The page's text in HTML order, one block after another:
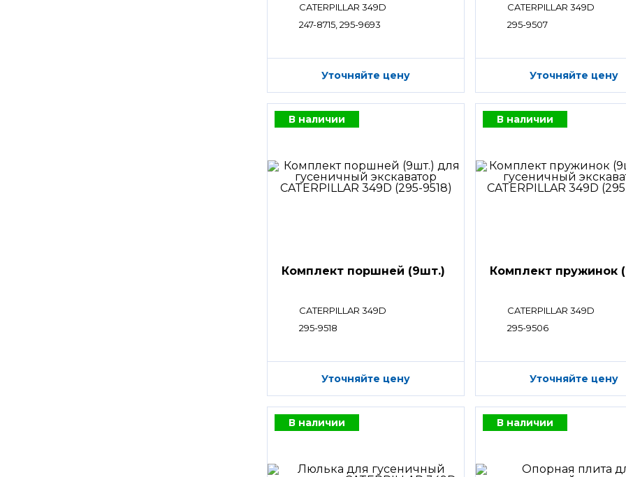
CATERPILLAR 349D
247-8715, 295-9693
Уточняйте цену
CATERPILLAR 349D
295-9507
Уточняйте цену
В наличии
Комплект поршней (9шт.)
CATERPILLAR 349D
295-9518
Уточняйте цену
В наличии
Комплект пружинок
CATERPILLAR 349D
295-9506
Уточняйте цену
В наличии В наличии